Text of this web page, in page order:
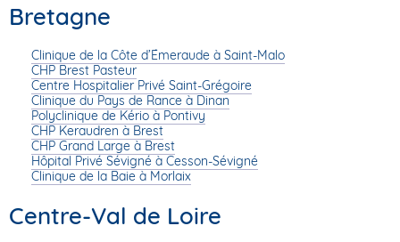
Bretagne
Clinique de la Côte d’Émeraude à Saint-Malo
CHP Brest Pasteur
Centre Hospitalier Privé Saint-Grégoire
Clinique du Pays de Rance à Dinan
Polyclinique de Kério à Pontivy
CHP Keraudren à Brest
CHP Grand Large à Brest
Hôpital Privé Sévigné à Cesson-Sévigné
Clinique de la Baie à Morlaix
Centre-Val de Loire